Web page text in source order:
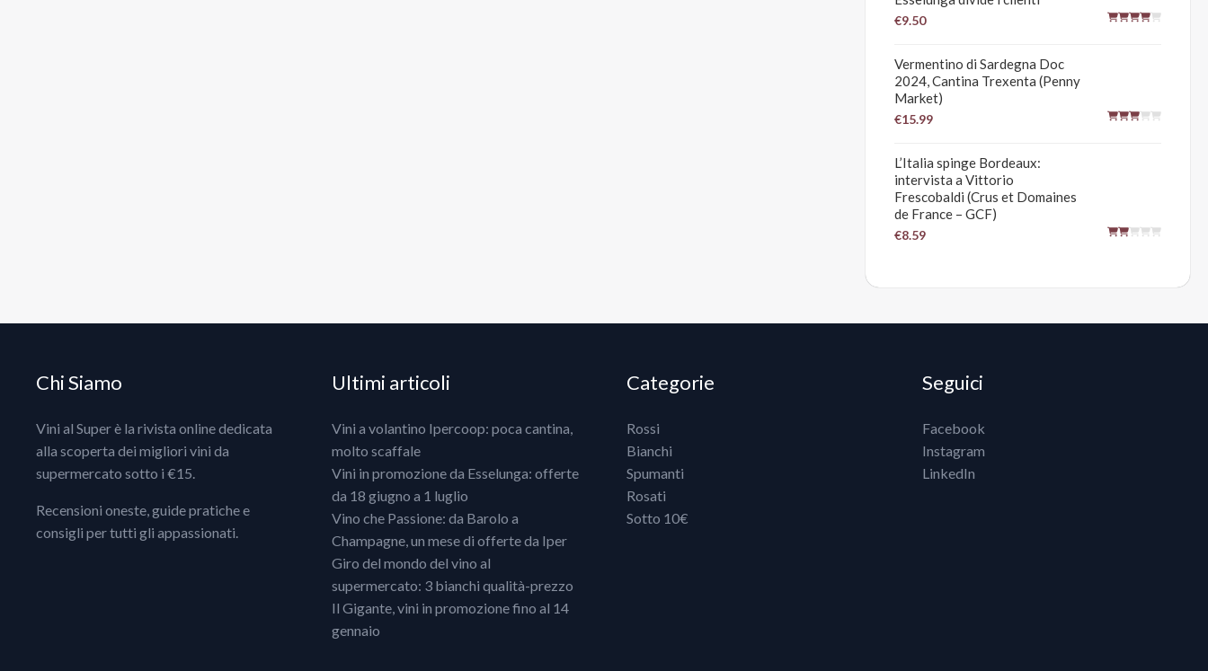
€9.50
Vermentino di Sardegna Doc
2024, Cantina Trexenta (Penny
Market)
€15.99
L’Italia spinge Bordeaux:
intervista a Vittorio
Frescobaldi (Crus et Domaines
de France – GCF)
€8.59
Chi Siamo
Vini al Super è la rivista online dedicata
alla scoperta dei migliori vini da
supermercato sotto i €15.
Recensioni oneste, guide pratiche e
consigli per tutti gli appassionati.
Ultimi articoli
Vini a volantino Ipercoop: poca cantina,
molto scaffale
Vini in promozione da Esselunga: offerte
da 18 giugno a 1 luglio
Vino che Passione: da Barolo a
Champagne, un mese di offerte da Iper
Giro del mondo del vino al
supermercato: 3 bianchi qualità-prezzo
Il Gigante, vini in promozione fino al 14
gennaio
Categorie
Rossi
Bianchi
Spumanti
Rosati
Sotto 10€
Seguici
Facebook
Instagram
LinkedIn